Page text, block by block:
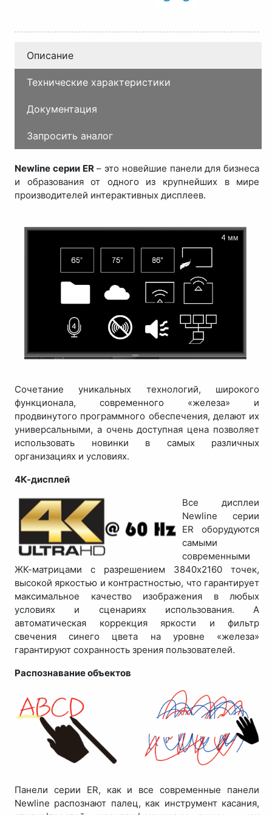
Описание
Технические характеристики
Документация
Запросить аналог
Newline серии ER– это новейшие панели для бизнеса
и образования от одного из крупнейших в мире
производителей интерактивных дисплеев.
Сочетание уникальных технологий, широкого
функционала, современного «железа» и
продвинутого программного обеспечения, делают их
универсальными, а очень доступная цена позволяет
использовать новинки в самых различных
организациях и условиях.
4К-дисплей
Все дисплеи
Newline серии
ER оборудуются
самыми
современными
ЖК-матрицами с разрешением 3840х2160 точек,
высокой яркостью и контрастностью, что гарантирует
максимальное качество изображения в любых
условиях и сценариях использования. А
автоматическая коррекция яркости и фильтр
свечения синего цвета на уровне «железа»
гарантируют сохранность зрения пользователей.
Распознавание объектов
Панели серии ER, как и все современные панели
Newline распознают палец, как инструмент касания,